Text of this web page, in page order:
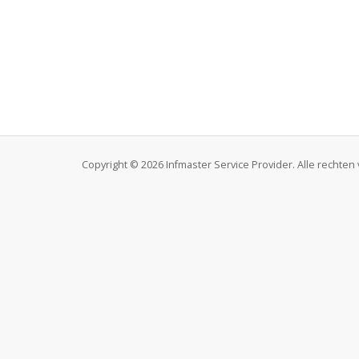
Copyright © 2026 Infmaster Service Provider. Alle